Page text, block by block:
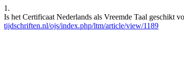
1.
Is het Certificaat Nederlands als Vreemde Taal geschikt
tijdschriften.nl/ojs/index.php/ltm/article/view/1189